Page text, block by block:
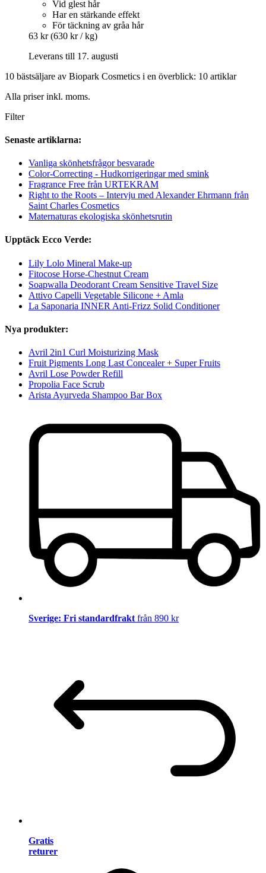
Vid glest hår
Har en stärkande effekt
För täckning av gråa hår
63 kr (630 kr / kg)
Leverans till 17. augusti
10 bästsäljare av Biopark Cosmetics i en överblick: 10 artiklar
Alla priser inkl. moms.
Filter
Senaste artiklarna:
Vanliga skönhetsfrågor besvarade
Color-Correcting - Hudkorrigeringar med smink
Fragrance Free från URTEKRAM
Right to the Roots – Intervju med Alexander Ehrmann från
Saint Charles Cosmetics
Maternaturas ekologiska skönhetsrutin
Upptäck Ecco Verde:
Lily Lolo Mineral Make-up
Fitocose Horse-Chestnut Cream
Soapwalla Deodorant Cream Sensitive Travel Size
Attivo Capelli Vegetable Silicone + Amla
La Saponaria INNER Anti-Frizz Solid Conditioner
Nya produkter:
Avril 2in1 Curl Moisturizing Mask
Fruit Pigments Long Last Concealer + Super Fruits
Avril Lose Powder Refill
Propolia Face Scrub
Arista Ayurveda Shampoo Bar Box
Sverige: Fri standardfrakt från 890 kr
Gratis
returer